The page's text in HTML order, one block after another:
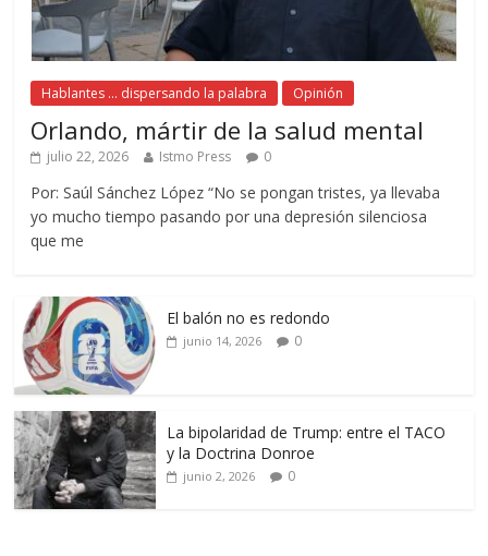
Hablantes ... dispersando la palabra Opinión
Orlando, mártir de la salud mental
julio 22, 2026 Istmo Press 0
Por: Saúl Sánchez López “No se pongan tristes, ya llevaba
yo mucho tiempo pasando por una depresión silenciosa
que me
El balón no es redondo
junio 14, 2026 0
La bipolaridad de Trump: entre el TACO
y la Doctrina Donroe
junio 2, 2026 0